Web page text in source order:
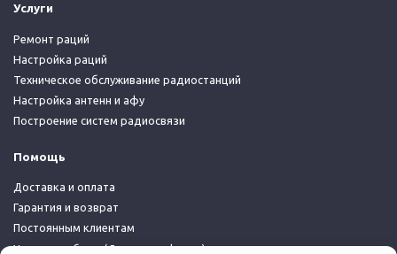
Услуги
Ремонт раций
Настройка раций
Техническое обслуживание радиостанций
Настройка антенн и афу
Построение систем радиосвязи
Помощь
Доставка и оплата
Гарантия и возврат
Постоянным клиентам
Условия работы (Договор-оферта)